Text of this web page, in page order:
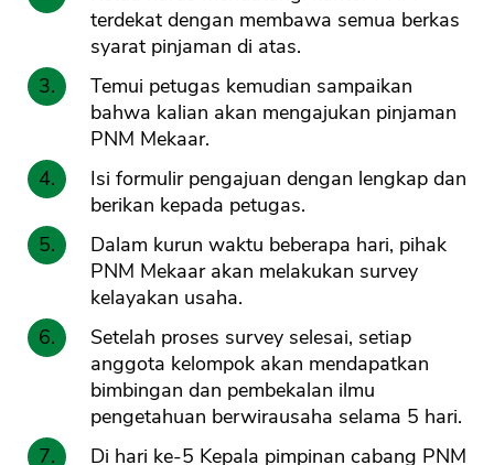
terdekat dengan membawa semua berkas
syarat pinjaman di atas.
Temui petugas kemudian sampaikan
bahwa kalian akan mengajukan pinjaman
PNM Mekaar.
Isi formulir pengajuan dengan lengkap dan
berikan kepada petugas.
Dalam kurun waktu beberapa hari, pihak
PNM Mekaar akan melakukan survey
kelayakan usaha.
Setelah proses survey selesai, setiap
anggota kelompok akan mendapatkan
bimbingan dan pembekalan ilmu
pengetahuan berwirausaha selama 5 hari.
Di hari ke-5 Kepala pimpinan cabang PNM